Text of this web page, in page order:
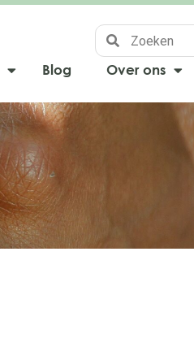
Blog Over ons